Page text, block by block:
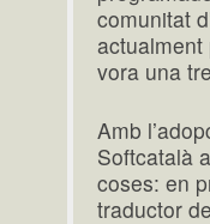
comunitat
vora una
Amb
Softcatalà
coses: en
traductor